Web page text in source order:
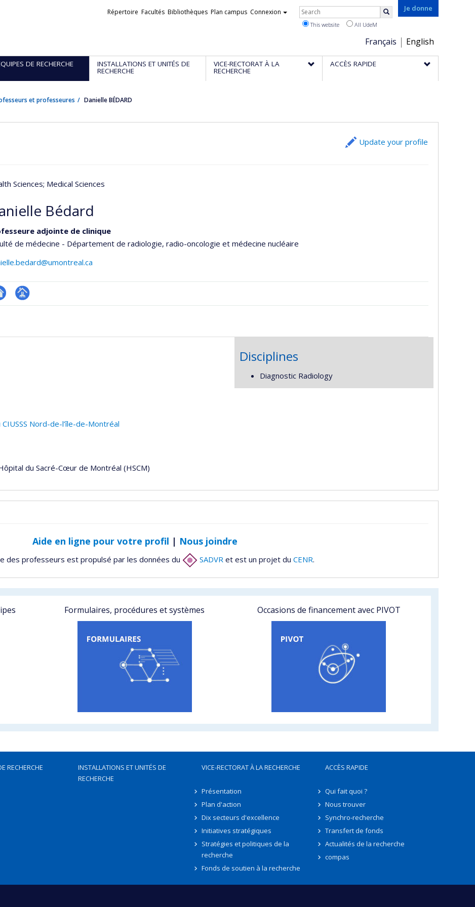
Je donne
Choix
de
la
Français English
Liens
Répertoire Facultés Bibliothèques Plan campus Connexion Rechercher
This website All UdeM
DE RECHERCHE INSTALLATIONS ET UNITÉS DE
RECHERCHE
VICE-RECTORAT À LA
RECHERCHE
ACCÈS RAPIDE
et professeures Danielle BÉDARD
Update your profile
Sciences; Medical Sciences
Bédard
adjointe de clinique
de médecine - Département de radiologie, radio-oncologie et médecine nucléaire
Page
Nord-de-l’île-de-Montréal
du Sacré-Cœur de Montréal (HSCM)
Disciplines
Diagnostic Radiology
Aide en ligne pour votre profil | Nous joindre
des professeurs est propulsé par les données du SADVR et est un projet du CENR.
Formulaires, procédures et systèmes Occasions de financement avec PIVOT
RECHERCHE
INSTALLATIONS ET UNITÉS DE
RECHERCHE
VICE-RECTORAT À LA RECHERCHE
Présentation
Plan d'action
Dix secteurs d'excellence
Initiatives stratégiques
Stratégies et politiques de la
recherche
Fonds de soutien à la recherche
ACCÈS RAPIDE
Qui fait quoi ?
Nous trouver
Synchro-recherche
Transfert de fonds
Actualités de la recherche
compas